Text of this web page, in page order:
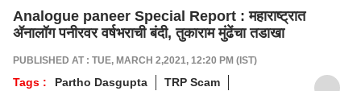
Analogue paneer Special Report : महाराष्ट्रात
ॲनालॉग पनीरवर वर्षभराची बंदी, तुकाराम मुंढेंचा तडाखा
PUBLISHED AT : TUE, MARCH 2,2021, 12:20 PM (IST)
Tags : Partho Dasgupta
TRP Scam